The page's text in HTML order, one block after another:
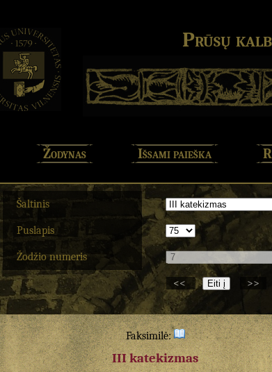
Prūsų
Žodynas Išsami paieška
Šaltinis
Puslapis
Žodžio numeris
<< >>
Faksimilė:
III katekizmas